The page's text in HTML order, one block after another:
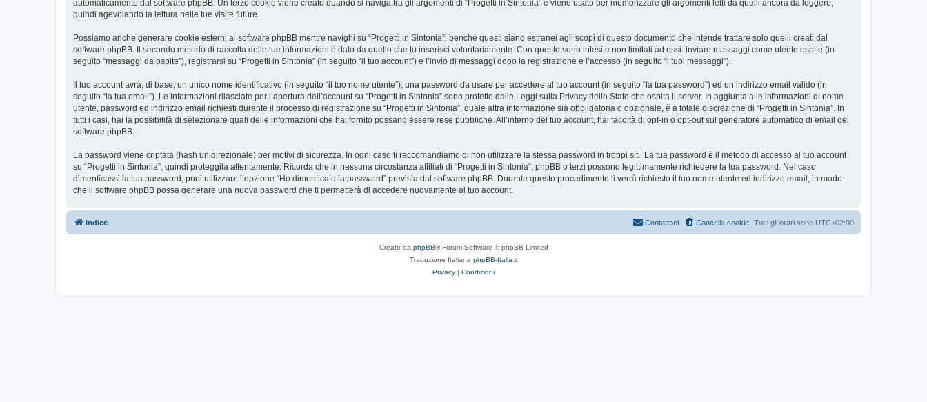
automaticamente dal software phpBB. Un terzo cookie viene creato quando si naviga tra gli argomenti di “Progetti in Sintonia” e viene usato per memorizzare gli argomenti letti da quelli ancora da leggere,
quindi agevolando la lettura nelle tue visite future.
Possiamo anche generare cookie esterni al software phpBB mentre navighi su “Progetti in Sintonia”, benché questi siano estranei agli scopi di questo documento che intende trattare solo quelli creati dal
software phpBB. Il secondo metodo di raccolta delle tue informazioni è dato da quello che tu inserisci volontariamente. Con questo sono intesi e non limitati ad essi: inviare messaggi come utente ospite (in
seguito “messaggi da ospite”), registrarsi su “Progetti in Sintonia” (in seguito “il tuo account”) e l’invio di messaggi dopo la registrazione e l’accesso (in seguito “i tuoi messaggi”).
Il tuo account avrà, di base, un unico nome identificativo (in seguito “il tuo nome utente”), una password da usare per accedere al tuo account (in seguito “la tua password”) ed un indirizzo email valido (in
seguito “la tua email”). Le informazioni rilasciate per l’apertura dell’account su “Progetti in Sintonia” sono protette dalle Leggi sulla Privacy dello Stato che ospita il server. In aggiunta alle informazioni di nome
utente, password ed indirizzo email richiesti durante il processo di registrazione su “Progetti in Sintonia”, quale altra informazione sia obbligatoria o opzionale, è a totale discrezione di “Progetti in Sintonia”. In
tutti i casi, hai la possibilità di selezionare quali delle informazioni che hai fornito possano essere rese pubbliche. All’interno del tuo account, hai facoltà di opt-in o opt-out sul generatore automatico di email del
software phpBB.
La password viene criptata (hash unidirezionale) per motivi di sicurezza. In ogni caso ti raccomandiamo di non utilizzare la stessa password in troppi siti. La tua password è il metodo di accesso al tuo account
su “Progetti in Sintonia”, quindi proteggila attentamente. Ricorda che in nessuna circostanza affiliati di “Progetti in Sintonia”, phpBB o terzi possono legittimamente richiedere la tua password. Nel caso
dimenticassi la tua password, puoi utilizzare l’opzione “Ho dimenticato la password” prevista dal software phpBB. Durante questo procedimento ti verrà richiesto il tuo nome utente ed indirizzo email, in modo
che il software phpBB possa generare una nuova password che ti permetterà di accedere nuovamente al tuo account.
Indice Tutti gli orari sono UTC+02:00
Cancella cookie
Contattaci
Creato da phpBB® Forum Software © phpBB Limited
Traduzione Italiana phpBB-Italia.it
Privacy | Condizioni